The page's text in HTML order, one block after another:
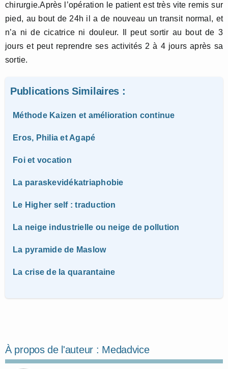
chirurgie.Après l’opération le patient est très vite remis sur
pied, au bout de 24h il a de nouveau un transit normal, et
n’a ni de cicatrice ni douleur. Il peut sortir au bout de 3
jours et peut reprendre ses activités 2 à 4 jours après sa
sortie.
Publications Similaires :
Méthode Kaizen et amélioration continue
Eros, Philia et Agapé
Foi et vocation
La paraskevidékatriaphobie
Le Higher self : traduction
La neige industrielle ou neige de pollution
La pyramide de Maslow
La crise de la quarantaine
À propos de l'auteur : Medadvice